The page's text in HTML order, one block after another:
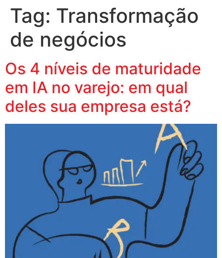
Tag: Transformação
de negócios
Os 4 níveis de maturidade
em IA no varejo: em qual
deles sua empresa está?